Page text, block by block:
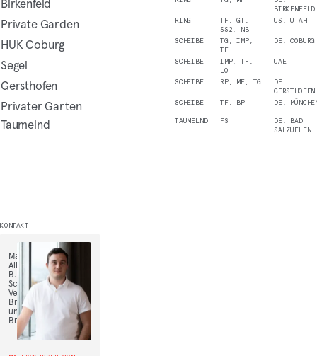
Birkenfeld
BIRKENFELD
Private Garden RING
TF, GT,
SS2, NB
US, UTAH
HUK Coburg SCHEIBE
TG, IMP,
TF
DE, COBURG
Segel SCHEIBE
IMP, TF,
LO
UAE
Gersthofen SCHEIBE RP, MF, TG
DE,
GERSTHOFEN
Privater Garten SCHEIBE TF, BP DE,
Taumelnd TAUMELND FS
DE, BAD
SALZUFLEN
KONTAKT
Maximilian
Alls,
B.
Sc.,
Vertriebsingenieur
Brücken
und
Brunnenanlagen